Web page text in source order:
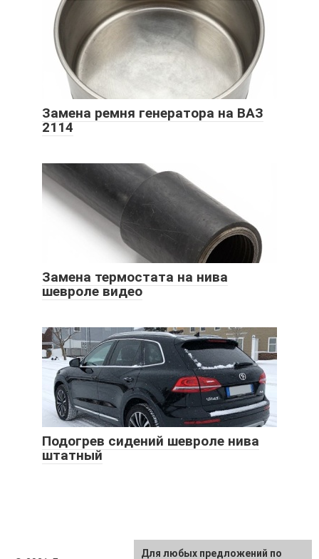
Замена ремня генератора на ВАЗ
2114
Замена термостата на нива
шевроле видео
Подогрев сидений шевроле нива
штатный
Для любых предложений по